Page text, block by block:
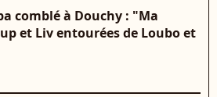
comblé à Douchy : "Ma
et Liv entourées de Loubo et